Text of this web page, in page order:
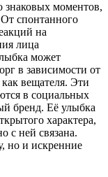
моментов,
спонтанного
на
лица
может
в зависимости от
как вещателя. Эти
в социальных
бренд. Её улыбка
характера,
с ней связана.
но и искренние